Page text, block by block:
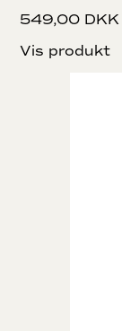
549,00 DKK
Vis produkt